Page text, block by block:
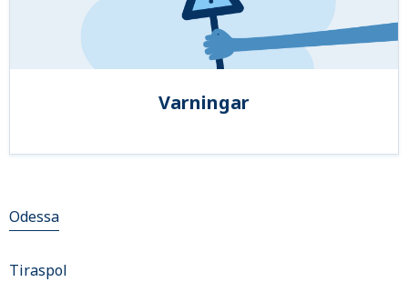
Varningar
Odessa
Tiraspol